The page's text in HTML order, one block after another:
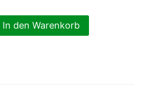
In den Warenkorb